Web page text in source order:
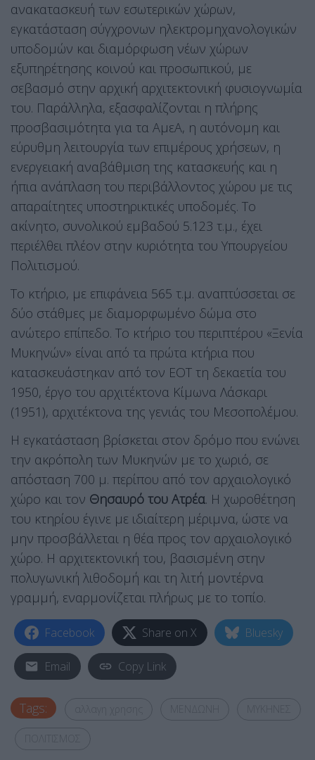
ανακατασκευή των εσωτερικών χώρων,
εγκατάσταση σύγχρονων ηλεκτρομηχανολογικών
υποδομών και διαμόρφωση νέων χώρων
εξυπηρέτησης κοινού και προσωπικού, με
σεβασμό στην αρχική αρχιτεκτονική φυσιογνωμία
του. Παράλληλα, εξασφαλίζονται η πλήρης
προσβασιμότητα για τα ΑμεΑ, η αυτόνομη και
εύρυθμη λειτουργία των επιμέρους χρήσεων, η
ενεργειακή αναβάθμιση της κατασκευής και η
ήπια ανάπλαση του περιβάλλοντος χώρου με τις
απαραίτητες υποστηρικτικές υποδομές. Το
ακίνητο, συνολικού εμβαδού 5.123 τ.μ., έχει
περιέλθει πλέον στην κυριότητα του Υπουργείου
Πολιτισμού.
Το κτήριο, με επιφάνεια 565 τ.μ. αναπτύσσεται σε
δύο στάθμες με διαμορφωμένο δώμα στο
ανώτερο επίπεδο. Το κτήριο του περιπτέρου «Ξενία
Μυκηνών» είναι από τα πρώτα κτήρια που
κατασκευάστηκαν από τον ΕΟΤ τη δεκαετία του
1950, έργο του αρχιτέκτονα Κίμωνα Λάσκαρι
(1951), αρχιτέκτονα της γενιάς του Μεσοπολέμου.
Η εγκατάσταση βρίσκεται στον δρόμο που ενώνει
την ακρόπολη των Μυκηνών με το χωριό, σε
απόσταση 700 μ. περίπου από τον αρχαιολογικό
χώρο και τον Θησαυρό του Ατρέα. Η χωροθέτηση
του κτηρίου έγινε με ιδιαίτερη μέριμνα, ώστε να
μην προσβάλλεται η θέα προς τον αρχαιολογικό
χώρο. Η αρχιτεκτονική του, βασισμένη στην
πολυγωνική λιθοδομή και τη λιτή μοντέρνα
γραμμή, εναρμονίζεται πλήρως με το τοπίο.
Facebook Share on X Bluesky
Email Copy Link
Tags: